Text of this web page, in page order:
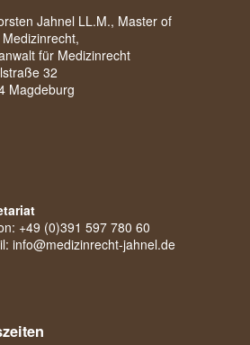
Jahnel LL.M., Master of
für Medizinrecht
32
Magdeburg
+49 (0)391 597 780 60
info@medizinrecht-jahnel.de